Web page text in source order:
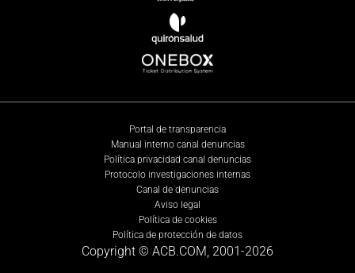
Portal de transparencia
Manual interno canal denuncias
Política privacidad canal denuncias
Protocolo investigaciones internas
Canal de denuncias
Aviso legal
Política de cookies
Política de protección de datos
Copyright © ACB.COM, 2001-2026